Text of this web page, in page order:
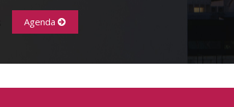
Agenda